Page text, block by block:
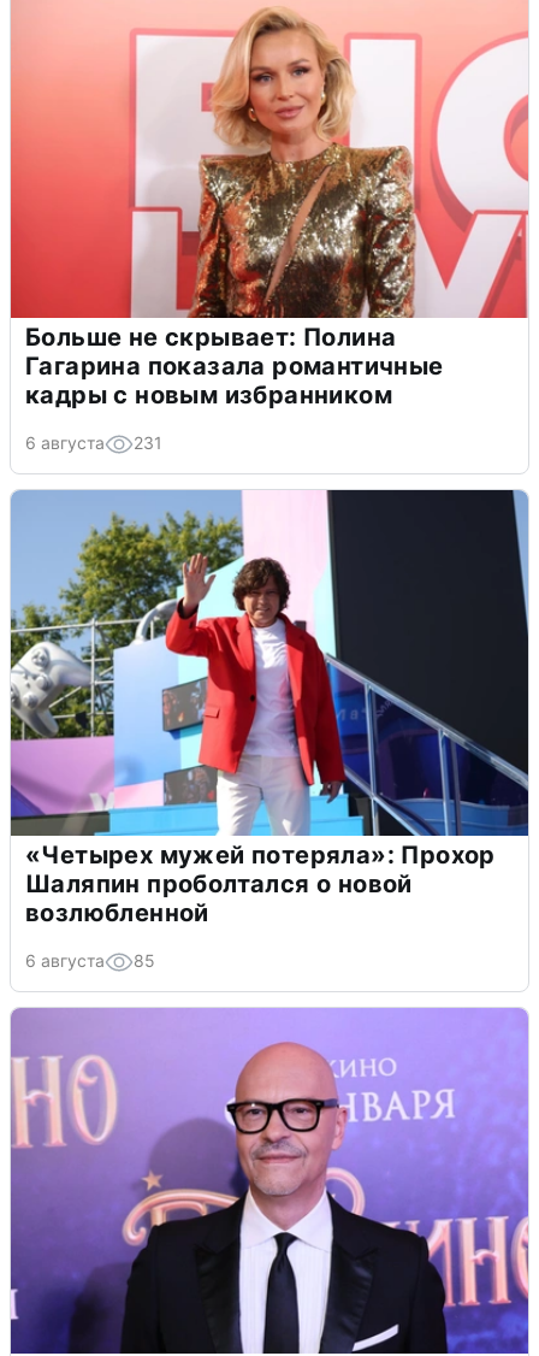
Больше не скрывает: Полина
Гагарина показала романтичные
кадры с новым избранником
6 августа 231
«Четырех мужей потеряла»: Прохор
Шаляпин проболтался о новой
возлюбленной
6 августа 85